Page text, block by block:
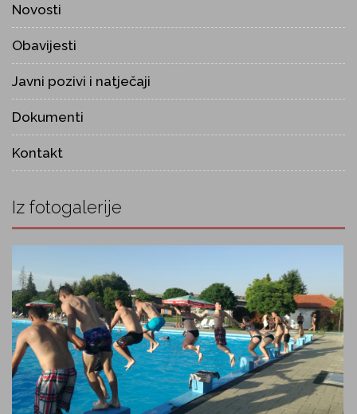
Novosti
Obavijesti
Javni pozivi i natječaji
Dokumenti
Kontakt
Iz fotogalerije